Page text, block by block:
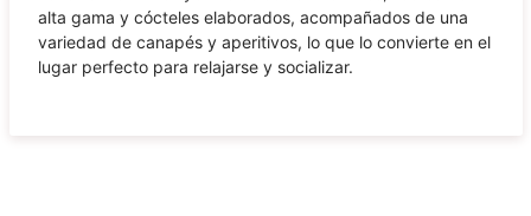
alta gama y cócteles elaborados, acompañados de una
variedad de canapés y aperitivos, lo que lo convierte en el
lugar perfecto para relajarse y socializar.